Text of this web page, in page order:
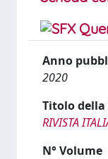
Anno
2020
Titolo della
RIVISTA
N° Volume